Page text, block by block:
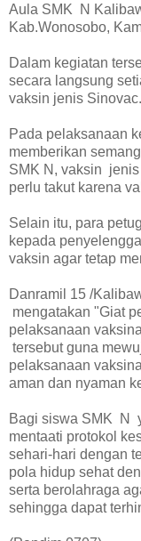
Aula SMK N
Kab.Wonosobo,
Dalam kegiatan
secara langsung
vaksin jenis Sinovac.
Pada pelaksanaan
memberikan
SMK N, vaksin
perlu takut karena
Selain itu, para
kepada
vaksin agar tetap
Danramil 15 /
mengatakan "Giat
pelaksanaan
tersebut guna
pelaksanaan
aman dan nyaman
Bagi siswa SMK N
mentaati protokol
sehari-hari dengan
pola hidup sehat
serta berolahraga
sehingga dapat